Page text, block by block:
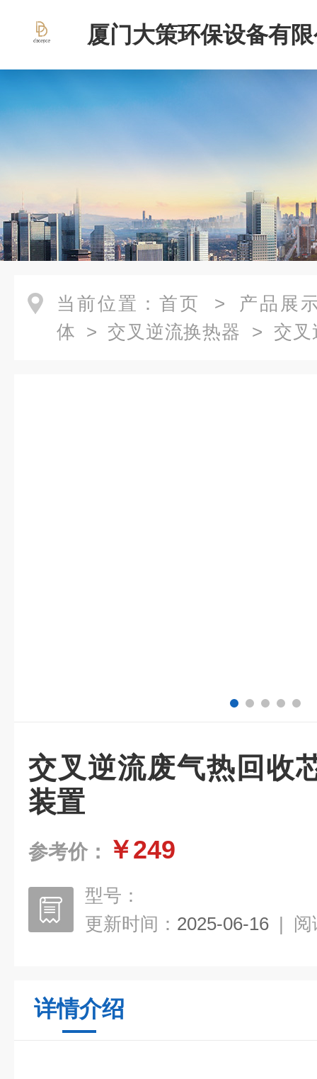
厦门大策环保设备有
当前位置： 首页 > 产品展
体 > 交叉逆流换热器 > 交叉
交叉逆流废气热回收
装置
参考价： ￥249
型号：
更新时间： 2025-06-16 | 阅
详情介绍